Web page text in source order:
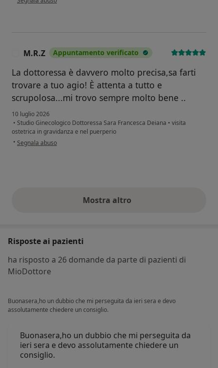
M.R.Z Appuntamento verificato
La dottoressa è davvero molto precisa,sa farti
trovare a tuo agio! È attenta a tutto e
scrupolosa...mi trovo sempre molto bene ..
10 luglio 2026
• Studio Ginecologico Dottoressa Sara Francesca Deiana • visita
ostetrica in gravidanza e nel puerperio
• secondo l'opinione dell'utente M.R.Z
Segnala abuso
Mostra altroopinioni di cui sopra
Risposte ai pazienti
ha risposto a 26 domande da parte di pazienti di
MioDottore
Buonasera,ho un dubbio che mi perseguita da ieri sera e devo
assolutamente chiedere un consiglio.
Buonasera,ho un dubbio che mi perseguita da
ieri sera e devo assolutamente chiedere un
consiglio.